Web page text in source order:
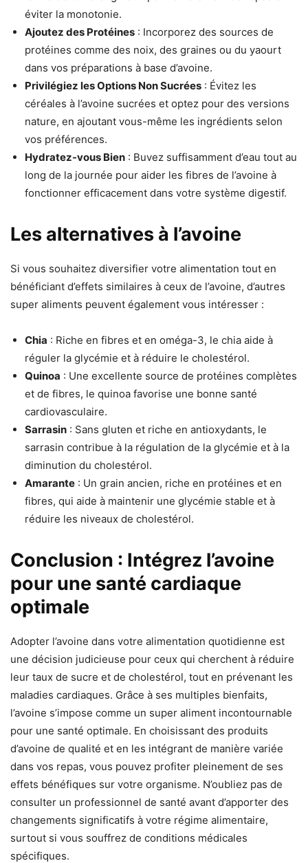
éviter la monotonie.
Ajoutez des Protéines : Incorporez des sources de
protéines comme des noix, des graines ou du yaourt
dans vos préparations à base d’avoine.
Privilégiez les Options Non Sucrées : Évitez les
céréales à l’avoine sucrées et optez pour des versions
nature, en ajoutant vous-même les ingrédients selon
vos préférences.
Hydratez-vous Bien : Buvez suffisamment d’eau tout au
long de la journée pour aider les fibres de l’avoine à
fonctionner efficacement dans votre système digestif.
Les alternatives à l’avoine
Si vous souhaitez diversifier votre alimentation tout en
bénéficiant d’effets similaires à ceux de l’avoine, d’autres
super aliments peuvent également vous intéresser :
Chia : Riche en fibres et en oméga-3, le chia aide à
réguler la glycémie et à réduire le cholestérol.
Quinoa : Une excellente source de protéines complètes
et de fibres, le quinoa favorise une bonne santé
cardiovasculaire.
Sarrasin : Sans gluten et riche en antioxydants, le
sarrasin contribue à la régulation de la glycémie et à la
diminution du cholestérol.
Amarante : Un grain ancien, riche en protéines et en
fibres, qui aide à maintenir une glycémie stable et à
réduire les niveaux de cholestérol.
Conclusion : Intégrez l’avoine
pour une santé cardiaque
optimale
Adopter l’avoine dans votre alimentation quotidienne est
une décision judicieuse pour ceux qui cherchent à réduire
leur taux de sucre et de cholestérol, tout en prévenant les
maladies cardiaques. Grâce à ses multiples bienfaits,
l’avoine s’impose comme un super aliment incontournable
pour une santé optimale. En choisissant des produits
d’avoine de qualité et en les intégrant de manière variée
dans vos repas, vous pouvez profiter pleinement de ses
effets bénéfiques sur votre organisme. N’oubliez pas de
consulter un professionnel de santé avant d’apporter des
changements significatifs à votre régime alimentaire,
surtout si vous souffrez de conditions médicales
spécifiques.